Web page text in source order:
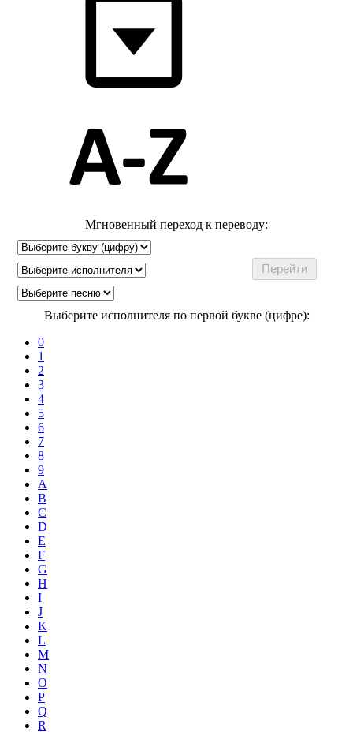
Мгновенный переход к переводу:
Выберите исполнителя по первой букве (цифре):
0
1
2
3
4
5
6
7
8
9
A
B
C
D
E
F
G
H
I
J
K
L
M
N
O
P
Q
R